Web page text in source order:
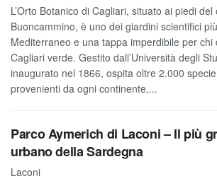
L’Orto Botanico di Cagliari, situato ai piedi del
Buoncammino, è uno dei giardini scientifici
Mediterraneo e una tappa imperdibile per
Cagliari verde. Gestito dall’Università degli
inaugurato nel 1866, ospita oltre 2.000
provenienti da ogni continente,...
Parco Aymerich di Laconi – Il più
urbano della Sardegna
Laconi